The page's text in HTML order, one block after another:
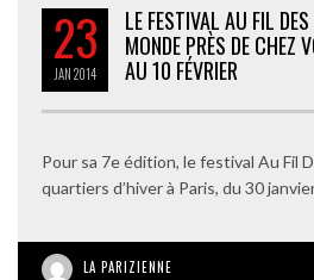
23
JAN2014
LE FESTIVAL AU FIL
MONDE PRÈS DE CHEZ
AU 10 FÉVRIER
Pour sa 7e édition, le festival Au Fil
quartiers d’hiver à Paris, du 30
LA PARIZIENNE